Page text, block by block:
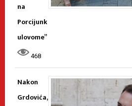
na
Porcijunk
ulovome”
468
Nakon
Grdovića,